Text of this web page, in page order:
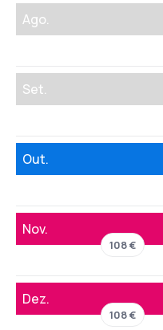
Ago.
Set.
Out.
Nov.
108 €
Dez.
108 €